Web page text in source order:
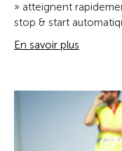
» atteignent
stop & start
En savoir plus